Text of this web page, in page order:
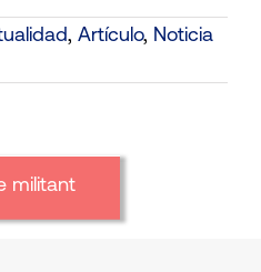
Cerca
…
, Artículo, Noticia
militant